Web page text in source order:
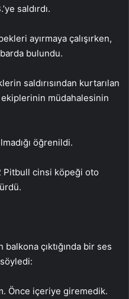
saldırdı.
ayırmaya çalışırken,
bulundu.
saldırısından kurtarılan
müdahalesinin
öğrenildi.
cinsi köpeği oto
çıktığında bir ses
Önce içeriye giremedik.